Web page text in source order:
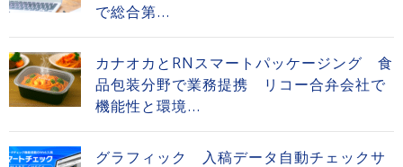
で総合第...
カナオカとRNスマートパッケージング 食
品包装分野で業務提携 リコー合弁会社で
機能性と環境...
グラフィック 入稿データ自動チェックサ